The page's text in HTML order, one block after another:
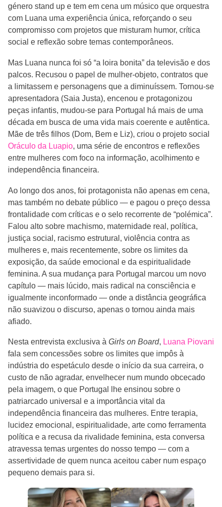
género stand up e tem em cena um músico que orquestra
com Luana uma experiência única, reforçando o seu
compromisso com projetos que misturam humor, crítica
social e reflexão sobre temas contemporâneos.
Mas Luana nunca foi só “a loira bonita” da televisão e dos
palcos. Recusou o papel de mulher-objeto, contratos que
a limitassem e personagens que a diminuíssem. Tornou-se
apresentadora (Saia Justa), encenou e protagonizou
peças infantis, mudou-se para Portugal há mais de uma
década em busca de uma vida mais coerente e autêntica.
Mãe de três filhos (Dom, Bem e Liz), criou o projeto social
Oráculo da Luapio, uma série de encontros e reflexões
entre mulheres com foco na informação, acolhimento e
independência financeira.
Ao longo dos anos, foi protagonista não apenas em cena,
mas também no debate público — e pagou o preço dessa
frontalidade com críticas e o selo recorrente de “polémica”.
Falou alto sobre machismo, maternidade real, política,
justiça social, racismo estrutural, violência contra as
mulheres e, mais recentemente, sobre os limites da
exposição, da saúde emocional e da espiritualidade
feminina. A sua mudança para Portugal marcou um novo
capítulo — mais lúcido, mais radical na consciência e
igualmente inconformado — onde a distância geográfica
não suavizou o discurso, apenas o tornou ainda mais
afiado.
Nesta entrevista exclusiva à Girls on Board, Luana Piovani
fala sem concessões sobre os limites que impôs à
indústria do espetáculo desde o início da sua carreira, o
custo de não agradar, envelhecer num mundo obcecado
pela imagem, o que Portugal lhe ensinou sobre o
patriarcado universal e a importância vital da
independência financeira das mulheres. Entre terapia,
lucidez emocional, espiritualidade, arte como ferramenta
política e a recusa da rivalidade feminina, esta conversa
atravessa temas urgentes do nosso tempo — com a
assertividade de quem nunca aceitou caber num espaço
pequeno demais para si.